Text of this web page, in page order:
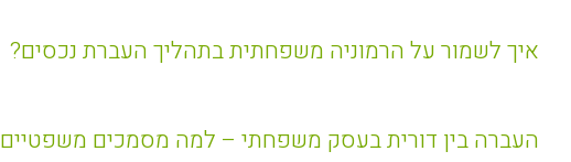
איך לשמור על הרמוניה משפחתית בתהליך העברת נכסים?
העברה בין דורית בעסק משפחתי – למה מסמכים משפטיים